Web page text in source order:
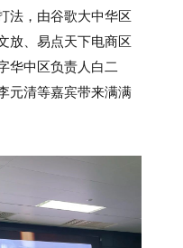
法，由谷歌大中华区
放、易点天下电商区
华中区负责人白二
元清等嘉宾带来满满